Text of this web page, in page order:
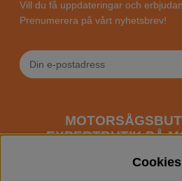
Vill du få uppdateringar och
Prenumerera på vårt nyhetsbrev!
EXPERTBUTIK PÅ
Cookies